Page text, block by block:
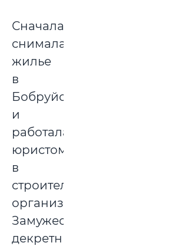
Сначала
снимала
жилье
в
Бобруйске
и
работала
юристом
в
строительной
организации.
Замужество,
декретный